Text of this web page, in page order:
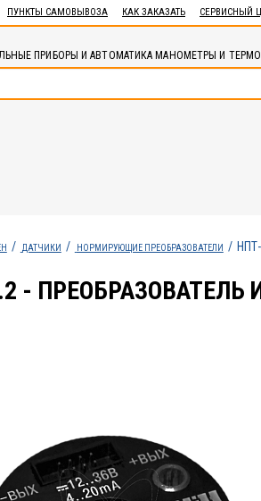
ПУНКТЫ САМОВЫВОЗА КАК ЗАКАЗАТЬ СЕРВИСНЫЙ
ПРИБОРЫ И АВТОМАТИКА МАНОМЕТРЫ И
ДАТЧИКИ НОРМИРУЮЩИЕ ПРЕОБРАЗОВАТЕЛИ
-